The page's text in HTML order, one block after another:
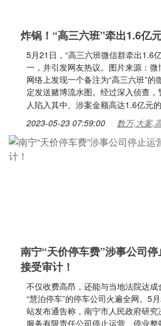
炸锅！“高三六班”牵出1.6亿
5月21日，“高三六班微信群牵出1.6
一，并引发网友热议。图片来源：
网络上发现一个备注为“高三六班”的
定发送赌博流水图。经过深入侦查
人陷入其中、涉案金额高达1.6亿元
2023-05-23 07:59:00 数万,大案,
南宁“天价停车费”涉事公司停
接受审计！
不仅收费高昂，还能与当地法院达
“慧泊停车”的停车公司火遍全网。5
站发布通告称，南宁市人民政府研
服务有限责任公司停止运营、停业